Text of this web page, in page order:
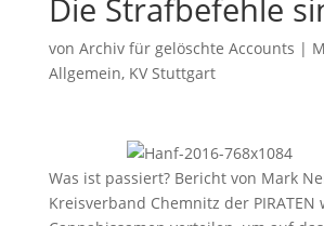
Die Strafbefehle
von Archiv für gelöschte Accounts |
Allgemein, KV Stuttgart
Was ist passiert? Bericht von Mark
Kreisverband Chemnitz der PIRATEN